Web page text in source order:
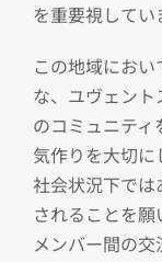
を重要視してい
この地域にお
な、ユヴェン
のコミュニテ
気作りを大切
社会状況下で
されることを
メンバー間の交